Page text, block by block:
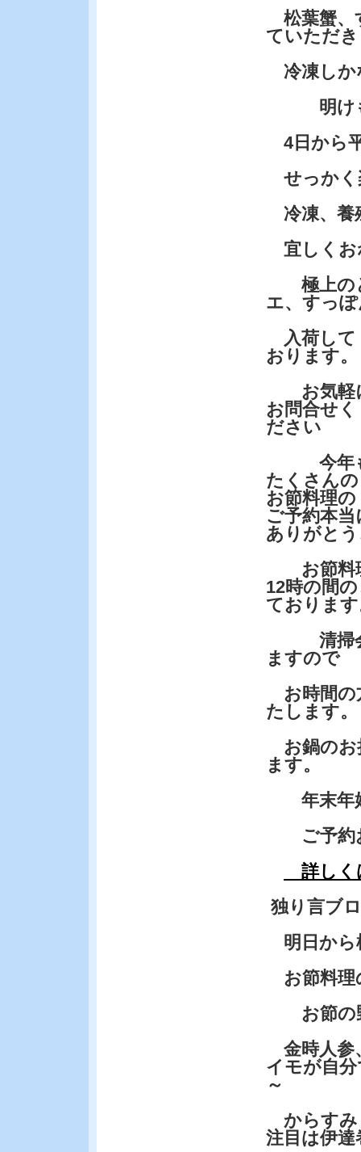
松葉蟹、
ていただ
冷凍しか
明けも
4日から
せっかく
冷凍、養
宜しくお
極上の
エ、すっ
入荷して
おります。
お気軽
お問合せく
ださい
今年
たくさんの
お節料理の
ご予約本当
ありがと
お節料理
12時の間
ておりま
清掃会
ますので
お時間の
たします。
お鍋のお
ます。
年末年始
ご予約
詳しく
独り言ブ
明日から
お節料理
お節の
金時人参
イモが自
～
からすみ
注目は伊達